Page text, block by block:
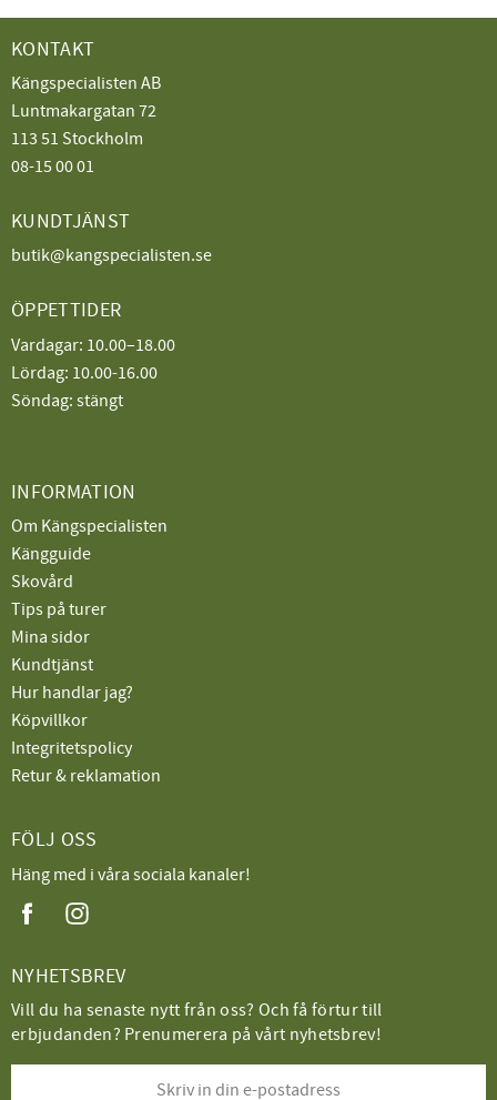
KONTAKT
Kängspecialisten AB
Luntmakargatan 72
113 51 Stockholm
08-15 00 01
KUNDTJÄNST
butik@kangspecialisten.se
ÖPPETTIDER
Vardagar: 10.00–18.00
Lördag: 10.00-16.00
Söndag: stängt
INFORMATION
Om Kängspecialisten
Kängguide
Skovård
Tips på turer
Mina sidor
Kundtjänst
Hur handlar jag?
Köpvillkor
Integritetspolicy
Retur & reklamation
FÖLJ OSS
Häng med i våra sociala kanaler!
NYHETSBREV
Vill du ha senaste nytt från oss? Och få förtur till
erbjudanden? Prenumerera på vårt nyhetsbrev!